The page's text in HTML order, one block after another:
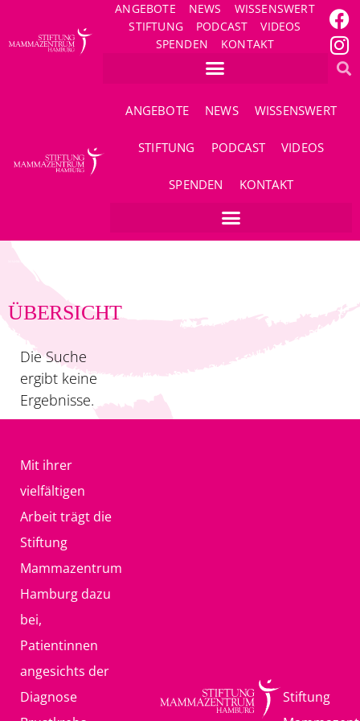
ANGEBOTE NEWS
WISSENSWERT
STIFTUNG
PODCAST
VIDEOS
SPENDEN
KONTAKT
ANGEBOTE NEWS WISSENSWERT
STIFTUNG PODCAST VIDEOS
SPENDEN KONTAKT
ÜBERSICHT
Die Suche
ergibt keine
Ergebnisse.
Mit ihrer
vielfältigen
Arbeit trägt die
Stiftung
Mammazentrum
Hamburg dazu
bei,
Patientinnen
angesichts der
Diagnose
Stiftung